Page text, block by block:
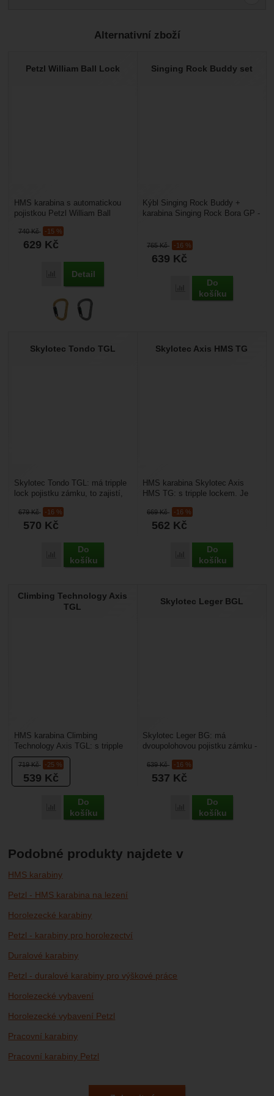
Nebyla přidána žádná recenze.
Alternativní zboží
Petzl William Ball Lock
740Kč -15 %
629 Kč
Porovnat
Detail
HMS karabina s automatickou
pojistkou Petzl William Ball
tvaru HMS se hodí...
Singing Rock Buddy set
765Kč -16 %
639 Kč
Porovnat
Do
košíku
Kýbl Singing Rock Buddy +
karabina Singing Rock Bora GP -
Skylotec Tondo TGL
679Kč -16 %
570 Kč
Porovnat
Do
košíku
Skylotec Tondo TGL: má tripple
lock pojistku zámku, to zajistí,
zavřená...
Skylotec Axis HMS TG
669Kč -16 %
562 Kč
Porovnat
Do
košíku
HMS karabina Skylotec Axis
HMS TG: s tripple lockem. Je
Patří mezi největší...
Climbing Technology Axis
TGL
719Kč -25 %
539 Kč
Porovnat
Do
košíku
HMS karabina Climbing
Technology Axis TGL: s tripple
lockem a příčkou proti přetočení.
Je zajímavá pro...
Skylotec Leger BGL
639Kč -16 %
537 Kč
Porovnat
Do
košíku
Skylotec Leger BG: má
dvoupolohovou pojistku zámku -
stáhnout jako u Tripple...
Podobné produkty najdete v
HMS karabiny
Petzl - HMS karabina na lezení
Horolezecké karabiny
Petzl - karabiny pro horolezectví
Duralové karabiny
Petzl - duralové karabiny pro výškové práce
Horolezecké vybavení
Horolezecké vybavení Petzl
Pracovní karabiny
Pracovní karabiny Petzl